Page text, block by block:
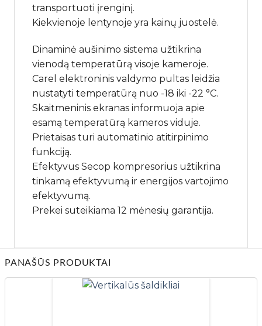
transportuoti įrenginį.
Kiekvienoje lentynoje yra kainų juostelė.
Dinaminė aušinimo sistema užtikrina
vienodą temperatūrą visoje kameroje.
Carel elektroninis valdymo pultas leidžia
nustatyti temperatūrą nuo -18 iki -22 °C.
Skaitmeninis ekranas informuoja apie
esamą temperatūrą kameros viduje.
Prietaisas turi automatinio atitirpinimo
funkciją.
Efektyvus Secop kompresorius užtikrina
tinkamą efektyvumą ir energijos vartojimo
efektyvumą.
Prekei suteikiama 12 mėnesių garantija.
PANAŠŪS PRODUKTAI